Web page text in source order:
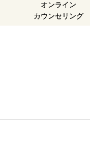
オンライン
カウンセリング